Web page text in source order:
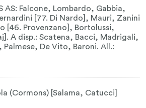
AS: Falcone, Lombardo, Gabbia,
[77. Di Nardo], Mauri, Zanini
[46. Provenzano], Bortolussi,
A disp.: Scatena, Bacci, Madrigali,
De Vito, Baroni. All.:
(Cormons) [Salama, Catucci]